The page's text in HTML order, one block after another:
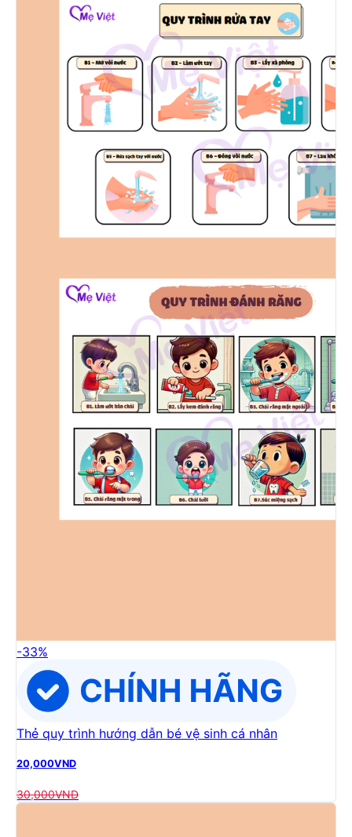
-33%
Thẻ quy trình hướng dẫn bé vệ sinh cá nhân
20,000VND
30,000VND